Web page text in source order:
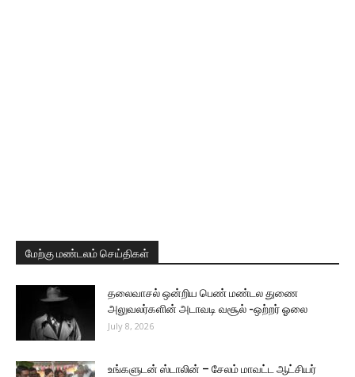
மேற்கு மண்டலம் செய்திகள்
தலைவாசல் ஒன்றிய பெண் மண்டல துணை
அலுவலர்களின் அடாவடி வசூல் -ஒற்றர் ஓலை
July 8, 2026
உங்களுடன் ஸ்டாலின் – சேலம் மாவட்ட ஆட்சியர்